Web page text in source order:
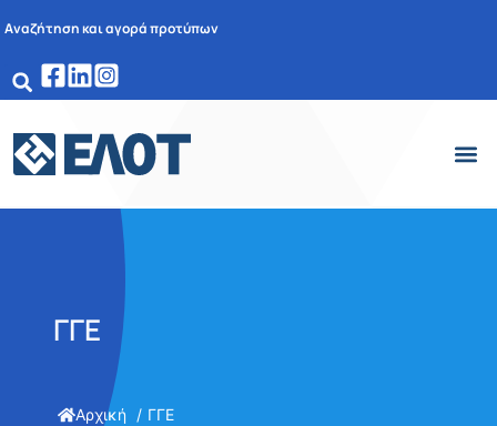
Αναζήτηση και αγορά προτύπων
ΓΓΕ
Αρχική ΓΓΕ